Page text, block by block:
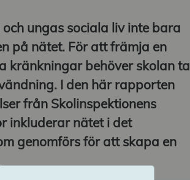
ungas sociala liv inte bara
på nätet. För att främja en
kränkningar behöver skolan ta
I den här rapporten
från Skolinspektionens
inkluderar nätet i det
genomförs för att skapa en